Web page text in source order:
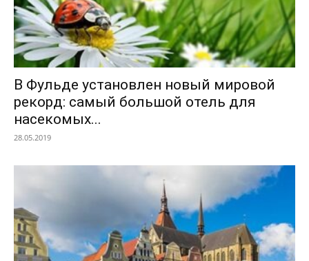
В Фульде установлен новый мировой
рекорд: самый большой отель для
насекомых...
28.05.2019